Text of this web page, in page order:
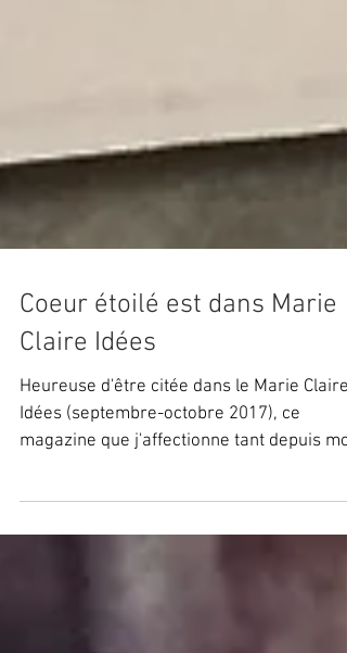
Coeur étoilé est dans Marie
Claire Idées
Heureuse d'être citée dans le Marie Claire
magazine que j'affectionne tant depuis
enfance ! Merci...